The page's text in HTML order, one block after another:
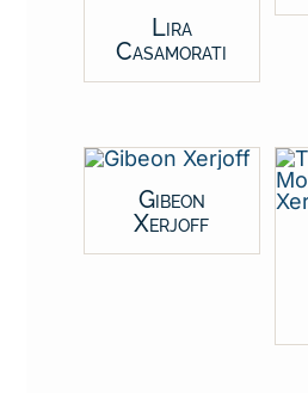
Lira
Casamorati
Gibeon
Xerjoff